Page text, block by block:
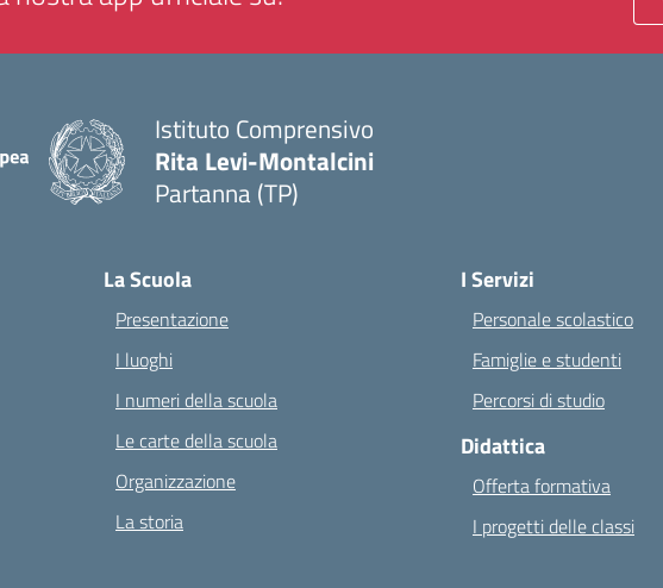
Istituto Comprensivo
Rita Levi-Montalcini
Partanna (TP)
La Scuola
Presentazione
I luoghi
I numeri della scuola
Le carte della scuola
Organizzazione
La storia
I Servizi
Personale scolastico
Famiglie e studenti
Percorsi di studio
Didattica
Offerta formativa
I progetti delle classi